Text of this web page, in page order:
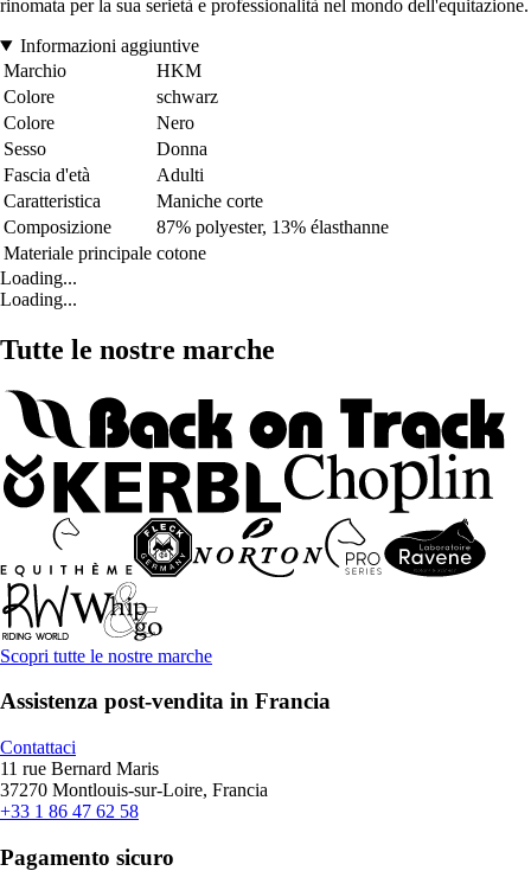
rinomata per la sua serietà e professionalità nel mondo dell'equitazione.
Informazioni aggiuntive
Marchio
HKM
Colore
schwarz
Colore
Nero
Sesso
Donna
Fascia d'età
Adulti
Caratteristica
Maniche corte
Composizione
87% polyester, 13% élasthanne
Materiale principale cotone
Loading...
Loading...
Tutte le nostre marche
Scopri tutte le nostre marche
Assistenza post-vendita in Francia
Contattaci
11 rue Bernard Maris
37270 Montlouis-sur-Loire, Francia
+33 1 86 47 62 58
Pagamento sicuro